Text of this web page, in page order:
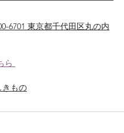
6701 東京都千代田区丸の内
ら
きもの